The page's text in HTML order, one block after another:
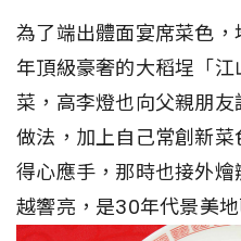
為了端出體面宴席菜色
年頂級豪奢的大稻埕「
菜，高李燈也向父親朋
做法，加上自己常創新
得心應手，那時也接外
越響亮，是30年代景美